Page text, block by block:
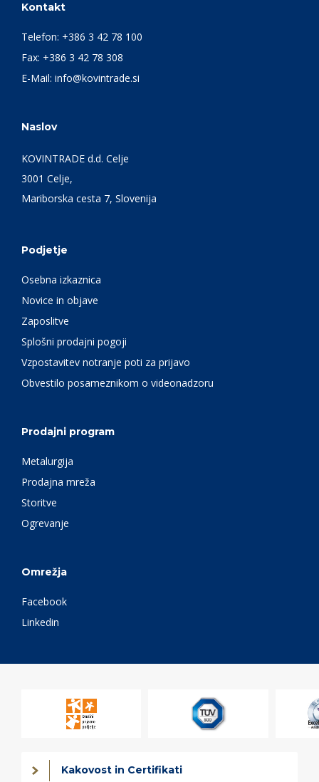
Kontakt
Telefon: +386 3 42 78 100
Fax: +386 3 42 78 308
E-Mail: info@kovintrade.si
Naslov
KOVINTRADE d.d. Celje
3001 Celje,
Mariborska cesta 7, Slovenija
Podjetje
Osebna izkaznica
Novice in objave
Zaposlitve
Splošni prodajni pogoji
Vzpostavitev notranje poti za prijavo
Obvestilo posameznikom o videonadzoru
Prodajni program
Metalurgija
Prodajna mreža
Storitve
Ogrevanje
Omrežja
Facebook
Linkedin
Kakovost in Certifikati